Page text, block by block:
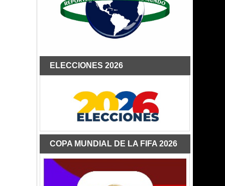
ELECCIONES 2026
COPA MUNDIAL DE LA FIFA 2026